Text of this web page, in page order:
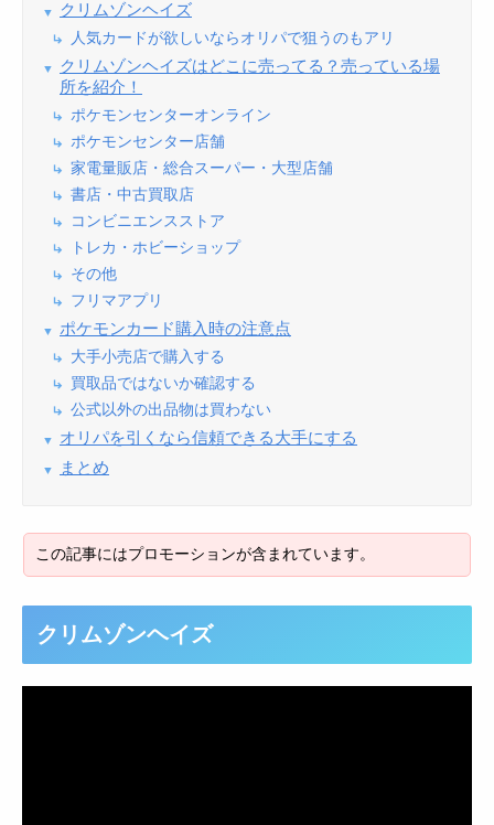
クリムゾンヘイズ
人気カードが欲しいならオリパで狙うのもアリ
クリムゾンヘイズはどこに売ってる？売っている場
所を紹介！
ポケモンセンターオンライン
ポケモンセンター店舗
家電量販店・総合スーパー・大型店舗
書店・中古買取店
コンビニエンスストア
トレカ・ホビーショップ
その他
フリマアプリ
ポケモンカード購入時の注意点
大手小売店で購入する
買取品ではないか確認する
公式以外の出品物は買わない
オリパを引くなら信頼できる大手にする
まとめ
クリムゾンヘイズ